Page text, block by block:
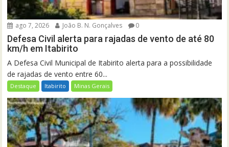
ago 7, 2026 João B. N. Gonçalves 0
Defesa Civil alerta para rajadas de vento de até 80
km/h em Itabirito
A Defesa Civil Municipal de Itabirito alerta para a possibilidade
de rajadas de vento entre 60...
Destaque Itabirito Minas Gerais